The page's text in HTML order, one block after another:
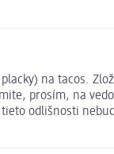
na tacos.
prosím, na
odlišnosti